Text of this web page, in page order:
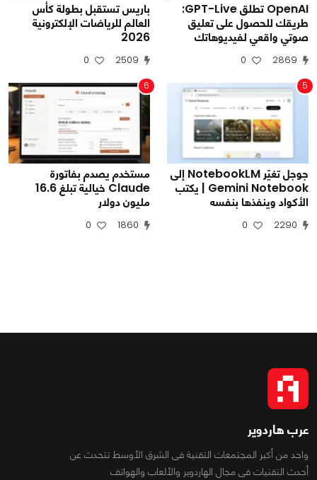
OpenAI تطلق GPT-Live:
طريقك للحصول على تعليق
صوتي واقعي لفيديوهاتك
2869
0
باريس تستقبل بطولة كأس
العالم للرياضات الإلكترونية
2026
2509
0
5
جوجل تغيّر NotebookLM إلى
Gemini Notebook | يكتب
الأكواد وينفذها بنفسه
2290
0
6
مستخدم يصدم بفاتورة
Claude خيالية تبلغ 16.6
مليون دولار
1860
0
عرب هاردوير
واحد من أكبر المجتمعات التقنية فى الشرق الأوسط تتحدث عن
أحدث التقنيات فى مجال الهاردوير والألعاب والهواتف